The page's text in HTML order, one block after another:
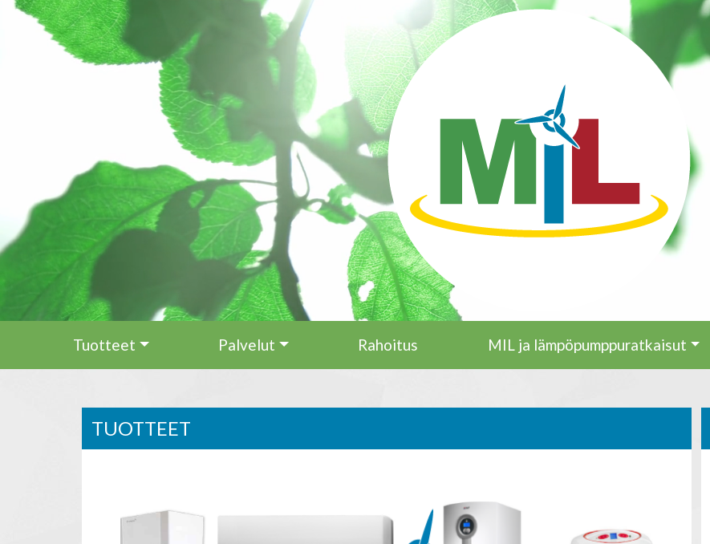
Hyppää pääsisältöön
Päävalikko
Tuotteet Palvelut Rahoitus MIL ja lämpöpumppuratkaisut
TUOTTEET